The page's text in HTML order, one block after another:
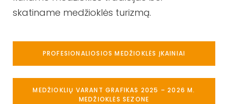
skatiname medžioklės turizmą.
PROFESIONALIOSIOS MEDŽIOKLĖS ĮKAINIAI
MEDŽIOKLIŲ VARANT GRAFIKAS 2025 – 2026 M.
MEDŽIOKLĖS SEZONE